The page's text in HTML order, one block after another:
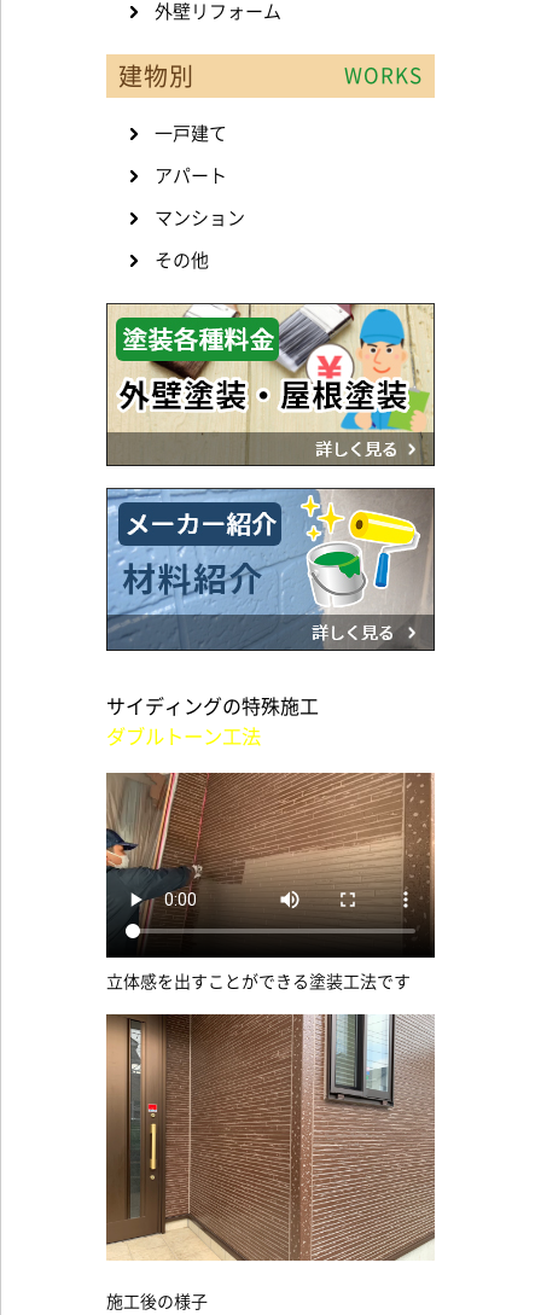
外壁リフォーム
建物別 WORKS
一戸建て
アパート
マンション
その他
サイディングの特殊施工
ダブルトーン工法
立体感を出すことができる塗装工法です
施工後の様子